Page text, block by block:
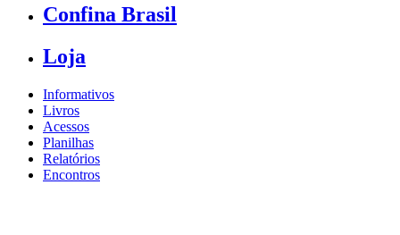
Confina Brasil
Loja
Informativos
Livros
Acessos
Planilhas
Relatórios
Encontros